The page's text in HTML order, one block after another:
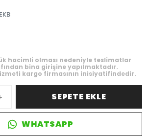
hacimli olması nedeniyle teslimatlar
bina girişine yapılmaktadır.
kargo firmasının inisiyatifindedir.
SEPETE EKLE
WHATSAPP